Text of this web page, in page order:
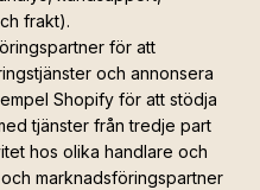
frakt).
för att
och annonsera
Shopify för att stödja
tjänster från tredje part
hos olika handlare och
marknadsföringspartner